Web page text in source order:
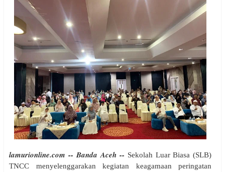
lamurionline.com -- Banda Aceh -- Sekolah Luar Biasa (SLB)
TNCC menyelenggarakan kegiatan keagamaan peringatan